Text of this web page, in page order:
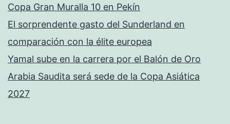
Copa Gran Muralla 10 en Pekín
El sorprendente gasto del Sunderland en
comparación con la élite europea
Yamal sube en la carrera por el Balón de Oro
Arabia Saudita será sede de la Copa Asiática
2027